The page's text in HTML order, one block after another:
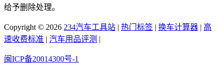
给予删除处理。
Copyright © 2026 234汽车工具站 | 热门标签 | 换车计算器 | 高
速收费标准 | 汽车用品评测 |
闽ICP备20014300号-1